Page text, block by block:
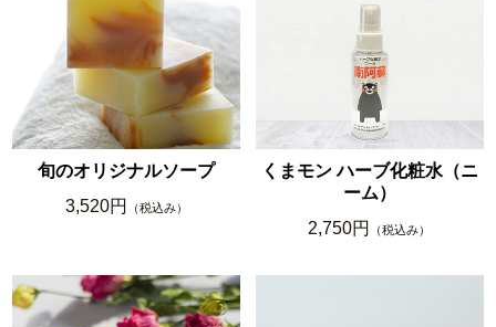
旬のオリジナルソープ
3,520円
（税込み）
くまモン ハーブ化粧水（ニ
ーム）
2,750円
（税込み）